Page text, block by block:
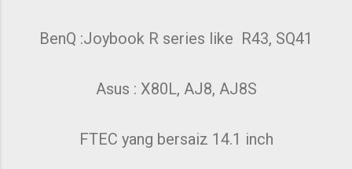
BenQ :Joybook R series like R43, SQ41
Asus : X80L, AJ8, AJ8S
FTEC yang bersaiz 14.1 inch